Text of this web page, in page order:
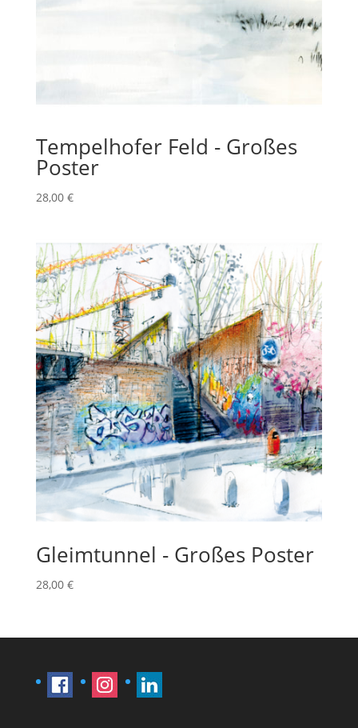
Tempelhofer Feld - Großes
Poster
28,00 €
Gleimtunnel - Großes Poster
28,00 €